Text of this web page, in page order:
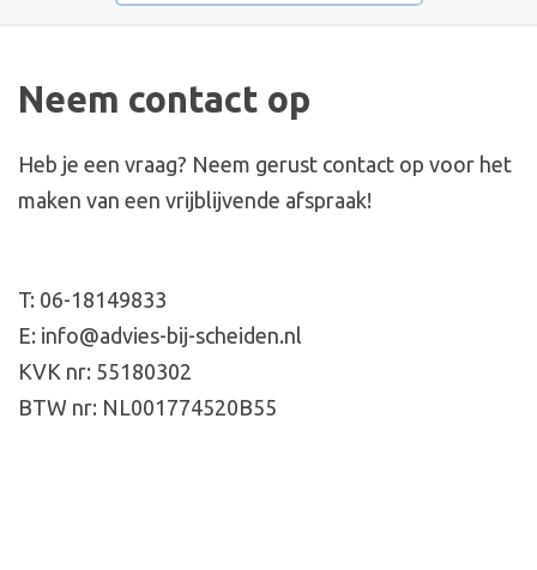
Neem contact op
Heb je een vraag? Neem gerust contact op voor het
maken van een vrijblijvende afspraak!
T: 06-18149833
E: info@advies-bij-scheiden.nl
KVK nr: 55180302
BTW nr: NL001774520B55